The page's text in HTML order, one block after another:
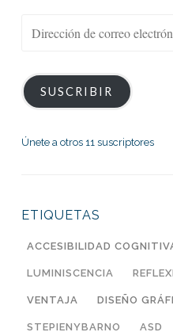
electrónico
SUSCRIBIR
Únete a otros 11 suscriptores
ETIQUETAS
ACCESIBILIDAD
LUMINISCENCIA
VENTAJA DISEÑO
STEPIENYBARNO ASD